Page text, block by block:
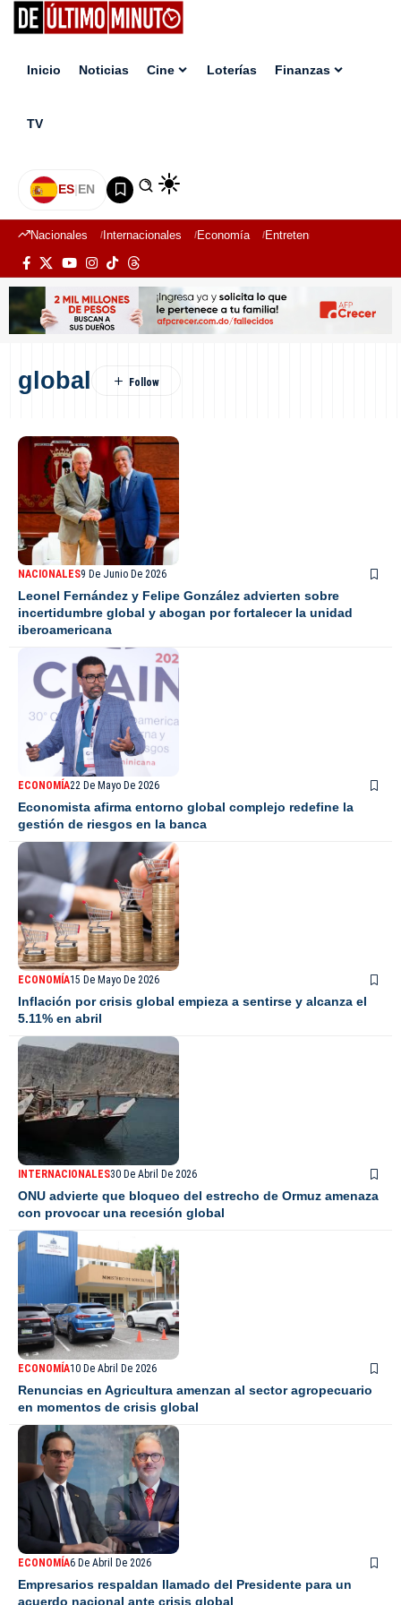
Inicio Noticias Cine Loterías Finanzas
TV
ES|EN
Nacionales Internacionales Economía Entretenimiento
global
NACIONALES9 De Junio De 2026
Leonel Fernández y Felipe González advierten sobre
incertidumbre global y abogan por fortalecer la unidad
iberoamericana
ECONOMÍA22 De Mayo De 2026
Economista afirma entorno global complejo redefine la
gestión de riesgos en la banca
ECONOMÍA15 De Mayo De 2026
Inflación por crisis global empieza a sentirse y alcanza el
5.11% en abril
INTERNACIONALES30 De Abril De 2026
ONU advierte que bloqueo del estrecho de Ormuz amenaza
con provocar una recesión global
ECONOMÍA10 De Abril De 2026
Renuncias en Agricultura amenzan al sector agropecuario
en momentos de crisis global
ECONOMÍA6 De Abril De 2026
Empresarios respaldan llamado del Presidente para un
acuerdo nacional ante crisis global